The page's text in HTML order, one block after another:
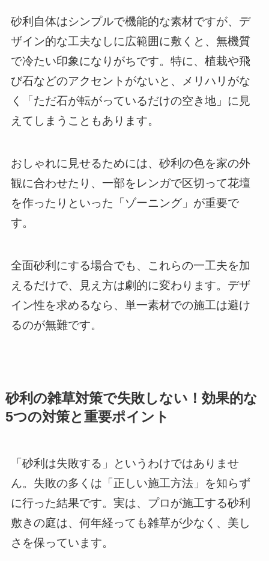
砂利自体はシンプルで機能的な素材ですが、デ
ザイン的な工夫なしに広範囲に敷くと、無機質
で冷たい印象になりがちです。特に、植栽や飛
び石などのアクセントがないと、メリハリがな
く「ただ石が転がっているだけの空き地」に見
えてしまうこともあります。
おしゃれに見せるためには、砂利の色を家の外
観に合わせたり、一部をレンガで区切って花壇
を作ったりといった「ゾーニング」が重要で
す。
全面砂利にする場合でも、これらの一工夫を加
えるだけで、見え方は劇的に変わります。デザ
イン性を求めるなら、単一素材での施工は避け
るのが無難です。
砂利の雑草対策で失敗しない！効果的な
5つの対策と重要ポイント
「砂利は失敗する」というわけではありませ
ん。失敗の多くは「正しい施工方法」を知らず
に行った結果です。実は、プロが施工する砂利
敷きの庭は、何年経っても雑草が少なく、美し
さを保っています。